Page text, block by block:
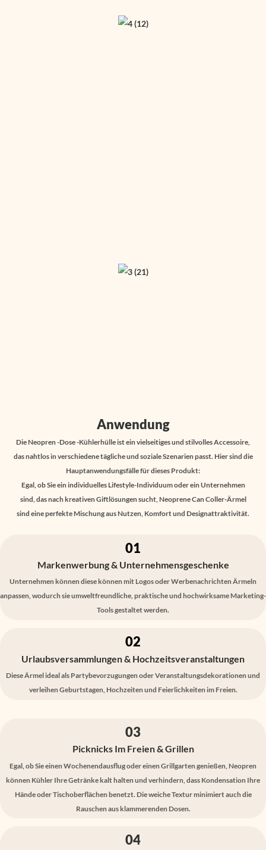
Anwendung
Die Neopren -Dose -Kühlerhülle ist ein vielseitiges und stilvolles Accessoire,
das nahtlos in verschiedene tägliche und soziale Szenarien passt. Hier sind die
Hauptanwendungsfälle für dieses Produkt:
Egal, ob Sie ein individuelles Lifestyle-Individuum oder ein Unternehmen
sind, das nach kreativen Giftlösungen sucht, Neoprene Can Coller-Ärmel
sind eine perfekte Mischung aus Nutzen, Komfort und Designattraktivität.
01
Markenwerbung & Unternehmensgeschenke
Unternehmen können diese können mit Logos oder Werbenachrichten Ärmeln
anpassen, wodurch sie umweltfreundliche, praktische und hochwirksame Marketing-
Tools gestaltet werden.
02
Urlaubsversammlungen & Hochzeitsveranstaltungen
Diese Ärmel ideal als Partybevorzugungen oder Veranstaltungsdekorationen und
verleihen Geburtstagen, Hochzeiten und Feierlichkeiten im Freien.
03
Picknicks Im Freien & Grillen
Egal, ob Sie einen Wochenendausflug oder einen Grillgarten genießen, Neopren
können Kühler Ihre Getränke kalt halten und verhindern, dass Kondensation Ihre
Hände oder Tischoberflächen benetzt. Die weiche Textur minimiert auch die
Rauschen aus klammerenden Dosen.
04